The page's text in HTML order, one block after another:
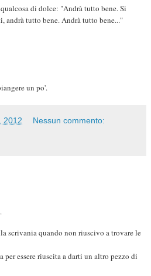
di dolce: "Andrà tutto bene. Si
andrà tutto bene. Andrà tutto bene..."
un po'.
2012 Nessun commento:
scrivania quando non riuscivo a trovare le
essere riuscita a darti un altro pezzo di